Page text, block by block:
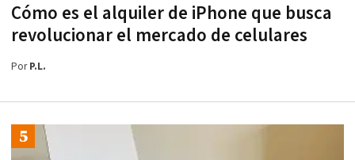
Cómo es el alquiler de iPhone que busca
revolucionar el mercado de celulares
PorP.L.